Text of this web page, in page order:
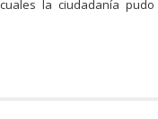
la ciudadanía